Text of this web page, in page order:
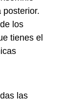
posterior.
los
tienes el
las